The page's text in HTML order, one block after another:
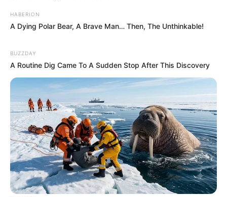
HABERION
A Dying Polar Bear, A Brave Man… Then, The Unthinkable!
BUZZDAY
A Routine Dig Came To A Sudden Stop After This Discovery